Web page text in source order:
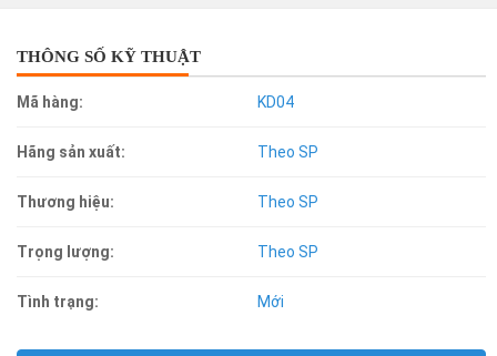
THÔNG SỐ KỸ THUẬT
Mã hàng: KD04
Hãng sản xuất: Theo SP
Thương hiệu: Theo SP
Trọng lượng: Theo SP
Tình trạng: Mới